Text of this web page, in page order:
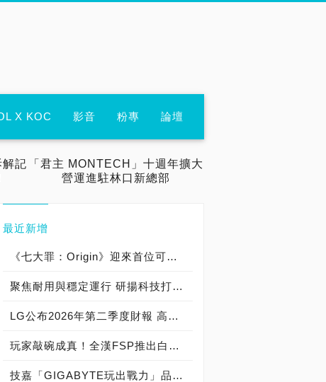
X KOC 影音 粉專 論壇
解記
「君主 MONTECH」十週年擴大
營運進駐林口新總部
最近新增
《七大罪：Origin》迎來首位可遊玩十誡角色「德里艾利」
聚焦耐用與穩定運行 研揚科技打造新一代 COM Express Type 6 模組
LG公布2026年第二季度財報 高附加價值產品銷售成長與成本競爭力提升，營業獲利年增 147%
玩家敲碗成真！全漢FSP推出白色 VITA PM MIT 1000W 靜音電源純白上市！ MIT 白金電源首度披上純白戰袍，支援 ATX 3.1、PCIe 5.1，10年保固！
技嘉「GIGABYTE玩出戰力」品牌活動8/3讓玩家「找到專屬配備」